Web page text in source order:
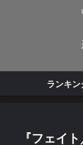
ランキン
『フェイ